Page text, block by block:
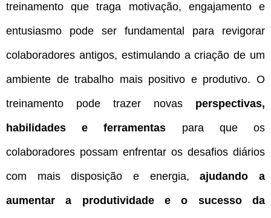
treinamento que traga motivação, engajamento e
entusiasmo pode ser fundamental para revigorar
colaboradores antigos, estimulando a criação de um
ambiente de trabalho mais positivo e produtivo. O
treinamento pode trazer novas perspectivas,
habilidades e ferramentas para que os
colaboradores possam enfrentar os desafios diários
com mais disposição e energia,ajudando a
aumentar a produtividade e o sucesso da